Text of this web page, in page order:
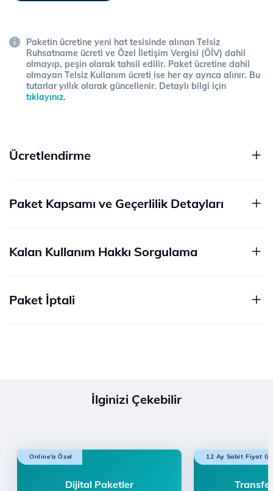
Paketin ücretine yeni hat tesisinde alınan Telsiz
Ruhsatname ücreti ve Özel İletişim Vergisi (ÖİV) dahil
olmayıp, peşin olarak tahsil edilir. Paket ücretine dahil
olmayan Telsiz Kullanım ücreti ise her ay ayrıca alınır. Bu
tutarlar yıllık olarak güncellenir. Detaylı bilgi için
tıklayınız.
Ücretlendirme
Paket Kapsamı ve Geçerlilik Detayları
Kalan Kullanım Hakkı Sorgulama
Paket İptali
İlginizi Çekebilir
Online'a Özel
Dijital Paketler
12 Ay Sabit Fiyat